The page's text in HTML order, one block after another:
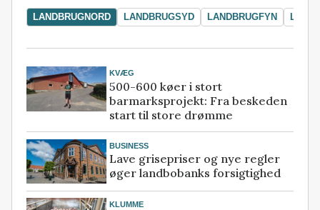
LANDBRUGNORD LANDBRUGSYD LANDBRUGFYN
KVÆG
500-600 køer i stort
barmarksprojekt: Fra beskeden
start til store drømme
BUSINESS
Lave grisepriser og nye regler
øger landbobanks forsigtighed
KLUMME